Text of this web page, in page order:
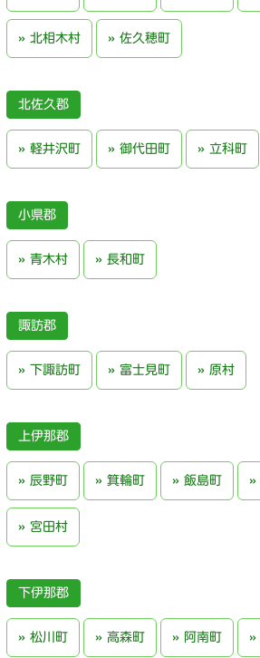
北相木村 佐久穂町
北佐久郡
軽井沢町 御代田町 立科町
小県郡
青木村 長和町
諏訪郡
下諏訪町 富士見町 原村
上伊那郡
辰野町 箕輪町 飯島町
宮田村
下伊那郡
松川町 高森町 阿南町